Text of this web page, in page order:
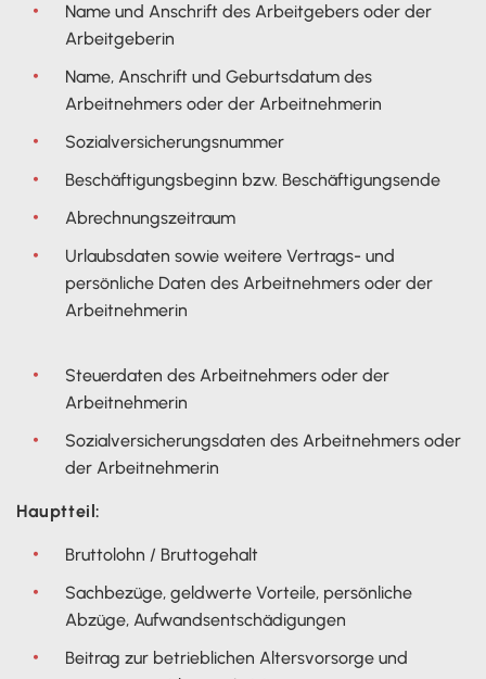
Name und Anschrift des Arbeitgebers oder der
Arbeitgeberin
Name, Anschrift und Geburtsdatum des
Arbeitnehmers oder der Arbeitnehmerin
Sozialversicherungsnummer
Beschäftigungsbeginn bzw. Beschäftigungsende
Abrechnungszeitraum
Urlaubsdaten sowie weitere Vertrags- und
persönliche Daten des Arbeitnehmers oder der
Arbeitnehmerin
Steuerdaten des Arbeitnehmers oder der
Arbeitnehmerin
Sozialversicherungsdaten des Arbeitnehmers oder
der Arbeitnehmerin
Hauptteil:
Bruttolohn / Bruttogehalt
Sachbezüge, geldwerte Vorteile, persönliche
Abzüge, Aufwandsentschädigungen
Beitrag zur betrieblichen Altersvorsorge und